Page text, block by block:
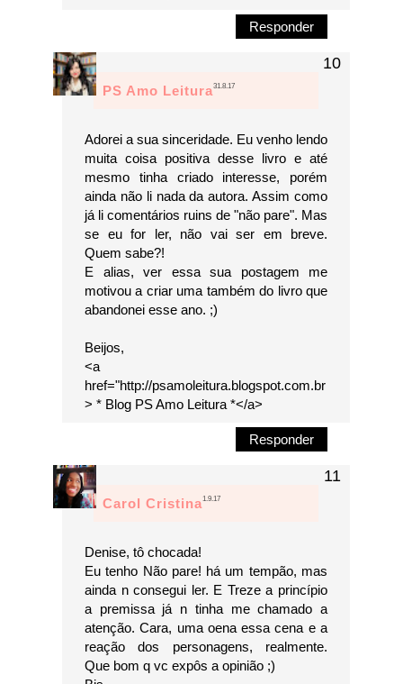
Responder
PS Amo Leitura31.8.17
Adorei a sua sinceridade. Eu venho lendo
muita coisa positiva desse livro e até
mesmo tinha criado interesse, porém
ainda não li nada da autora. Assim como
já li comentários ruins de "não pare". Mas
se eu for ler, não vai ser em breve.
Quem sabe?!
E alias, ver essa sua postagem me
motivou a criar uma também do livro que
abandonei esse ano. ;)
Beijos,
<a
href="http://psamoleitura.blogspot.com.br
> * Blog PS Amo Leitura *</a>
Responder
Carol Cristina1.9.17
Denise, tô chocada!
Eu tenho Não pare! há um tempão, mas
ainda n consegui ler. E Treze a princípio
a premissa já n tinha me chamado a
atenção. Cara, uma oena essa cena e a
reação dos personagens, realmente.
Que bom q vc expôs a opinião ;)